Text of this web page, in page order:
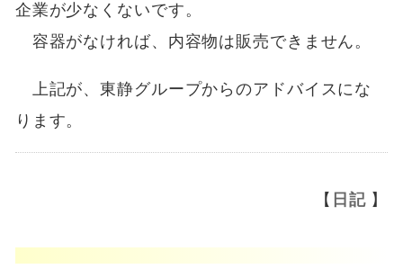
企業が少なくないです。
容器がなければ、内容物は販売できません。
上記が、東静グループからのアドバイスにな
ります。
【 日記】